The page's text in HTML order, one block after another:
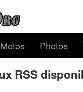
Motos Photos
RSS